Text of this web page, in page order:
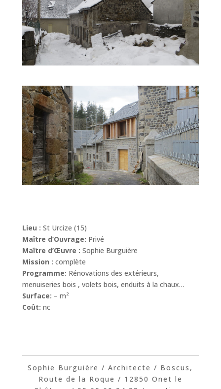
Lieu : St Urcize (15)
Maître d’Ouvrage: Privé
Maître d’Œuvre : Sophie Burguière
Mission : complète
Programme: Rénovations des extérieurs,
menuiseries bois , volets bois, enduits à la chaux…
Surface: – m²
Coût: nc
Sophie Burguière / Architecte / Boscus,
Route de la Roque / 12850 Onet le